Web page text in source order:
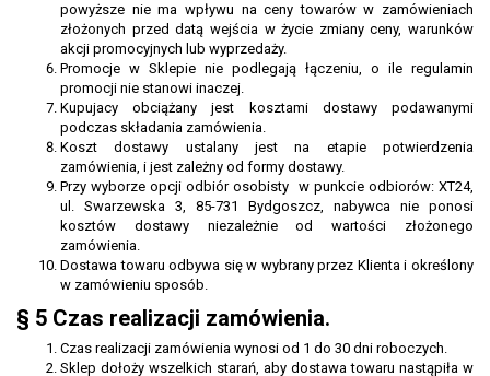
powyższe nie ma wpływu na ceny towarów w zamówieniach
złożonych przed datą wejścia w życie zmiany ceny, warunków
akcji promocyjnych lub wyprzedaży.
Promocje w Sklepie nie podlegają łączeniu, o ile regulamin
promocji nie stanowi inaczej.
Kupujacy obciążany jest kosztami dostawy podawanymi
podczas składania zamówienia.
Koszt dostawy ustalany jest na etapie potwierdzenia
zamówienia, i jest zależny od formy dostawy.
Przy wyborze opcji odbiór osobisty w punkcie odbiorów: XT24,
ul. Swarzewska 3, 85-731 Bydgoszcz, nabywca nie ponosi
kosztów dostawy niezależnie od wartości złożonego
zamówienia.
Dostawa towaru odbywa się w wybrany przez Klienta i określony
w zamówieniu sposób.
§ 5 Czas realizacji zamówienia.
Czas realizacji zamówienia wynosi od 1 do 30 dni roboczych.
Sklep dołoży wszelkich starań, aby dostawa towaru nastąpiła w